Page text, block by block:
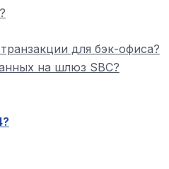
для бэк-офиса?
на шлюз SBC?